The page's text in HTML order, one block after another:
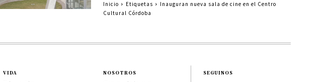
Inicio Etiquetas
Inauguran nueva sala de cine en el Centro
Cultural Córdoba
VIDA NOSOTROS SEGUINOS